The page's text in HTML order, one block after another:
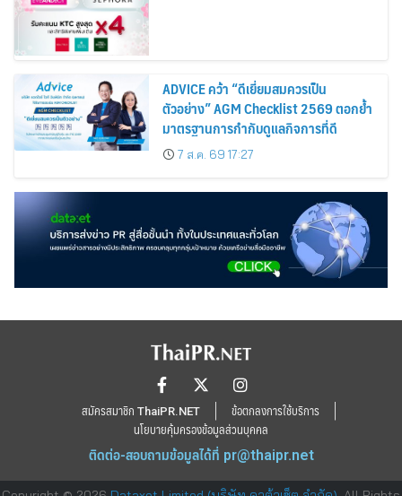
ADVICE คว้า “ดีเยี่ยมสมควรเป็น
ตัวอย่าง” AGM Checklist 2569 ตอกย้ำ
มาตรฐานการกำกับดูแลกิจการที่ดี
7 ส.ค. 69 17:27
สมัครสมาชิก ThaiPR.NET
ข้อตกลงการใช้บริการ
นโยบายคุ้มครองข้อมูลส่วนบุคคล
ติดต่อ-สอบถามข้อมูลได้ที่ pr@thaipr.net